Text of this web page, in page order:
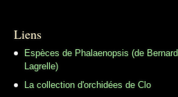
Liens
Espèces de Phalaenopsis (de Bernard
Lagrelle)
La collection d'orchidées de Clo